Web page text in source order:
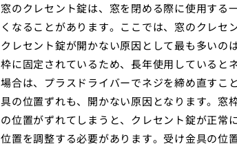
窓のクレセント錠は、窓を閉める際に使用する
くなることがあります。ここでは、窓のクレセ
クレセント錠が開かない原因として最も多いの
枠に固定されているため、長年使用していると
場合は、プラスドライバーでネジを締め直すこ
具の位置ずれも、開かない原因となります。窓
の位置がずれてしまうと、クレセント錠が正常
位置を調整する必要があります。受け金具の位